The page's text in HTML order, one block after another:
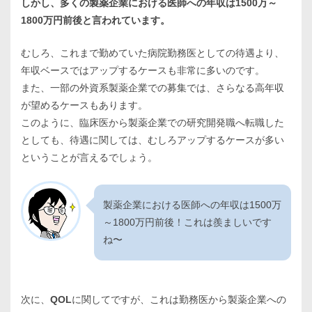
しかし、多くの製薬企業における医師への年収は1500万～
1800万円前後と言われています。
むしろ、これまで勤めていた病院勤務医としての待遇より、
年収ベースではアップするケースも非常に多いのです。
また、一部の外資系製薬企業での募集では、さらなる高年収
が望めるケースもあります。
このように、臨床医から製薬企業での研究開発職へ転職した
としても、待遇に関しては、むしろアップするケースが多い
ということが言えるでしょう。
製薬企業における医師への年収は1500万
～1800万円前後！これは羨ましいです
ね〜
次に、 QOLに関してですが、これは勤務医から製薬企業への